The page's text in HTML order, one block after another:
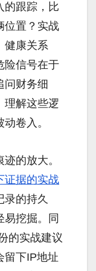
的跟踪，比
位置？实战
健康关系
险信号在于
问财务细
理解这些逻
卷入。
的放大。
证据的实战
录的持久
挖掘。同
的实战建议
留下IP地址